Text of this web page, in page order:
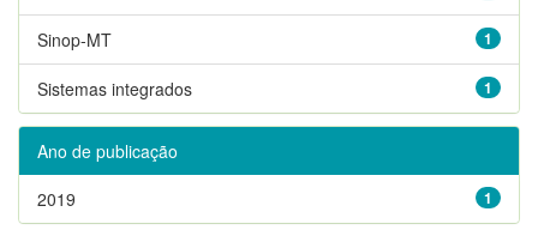
1
Sinop-MT
1
Sistemas integrados
Ano de publicação
1
2019